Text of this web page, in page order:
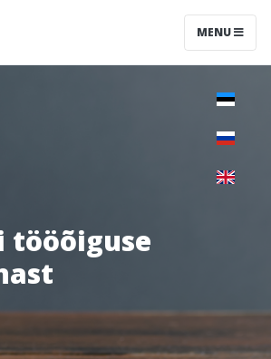
MENU
tööõiguse